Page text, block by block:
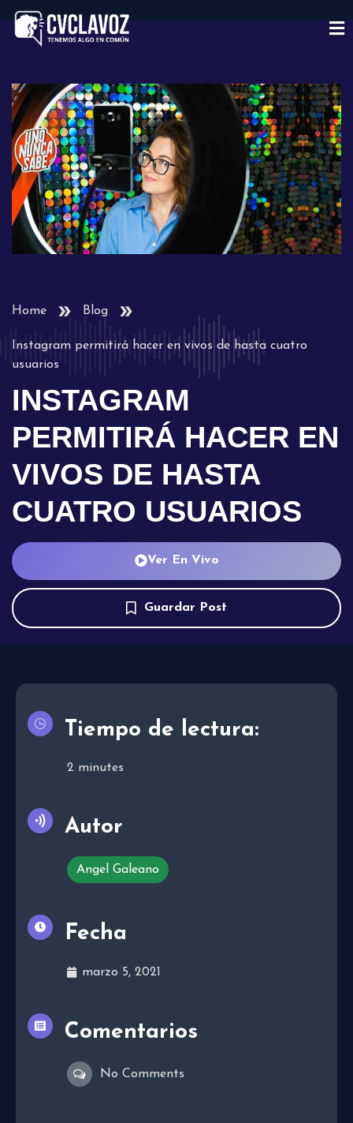
Home Blog
Instagram permitirá hacer en vivos de hasta cuatro
usuarios
INSTAGRAM
PERMITIRÁ HACER EN
VIVOS DE HASTA
CUATRO USUARIOS
Ver En Vivo
Guardar Post
Tiempo de lectura:
2 minutes
Autor
Angel Galeano
Fecha
marzo 5, 2021
Comentarios
No Comments